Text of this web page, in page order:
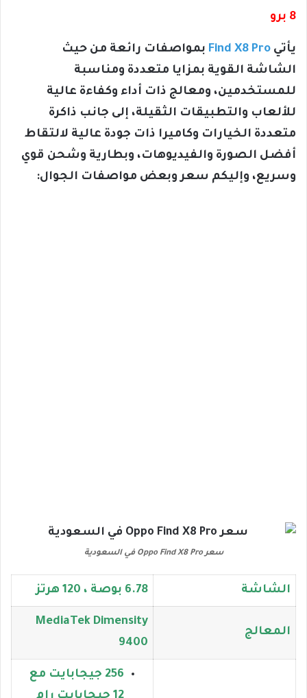
8 برو
يأتي Find X8 Pro بمواصفات رائعة من حيث
الشاشة القوية بمزايا متعددة ومناسبة
للمستخدمين، ومعالج ذات أداء وكفاءة عالية
للألعاب والتطبيقات الثقيلة، إلى جانب ذاكرة
متعددة الخيارات وكاميرا ذات جودة عالية لالتقاط
أفضل الصورة والفيديوهات، وبطارية وشحن قوي
وسريع، وإليكم سعر وبعض مواصفات الجوال:
سعر Oppo Find X8 Pro في السعودية
الشاشة 6.78 بوصة ، 120 هرتز
المعالج
MediaTek Dimensity
9400
256 جيجابايت مع